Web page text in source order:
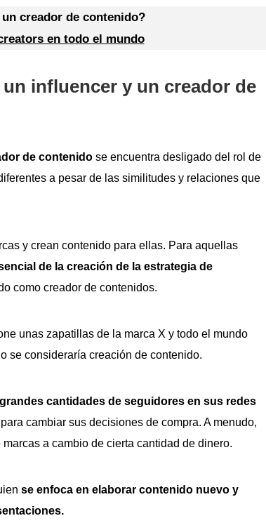
creador de contenido?
en todo el mundo
influencer y un creador de
de contenido se encuentra desligado del rol de
a pesar de las similitudes y relaciones que
y crean contenido para ellas. Para aquellas
de la creación de la estrategia de
como creador de contenidos.
unas zapatillas de la marca X y todo el mundo
se consideraría creación de contenido.
cantidades de seguidores en sus redes
cambiar sus decisiones de compra. A menudo,
a cambio de cierta cantidad de dinero.
se enfoca en elaborar contenido nuevo y